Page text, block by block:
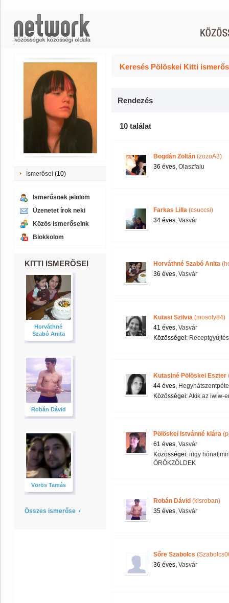
Ismerősei (10)
Ismerősnek jelölöm
Üzenetet írok neki
Közös ismerőseink
Blokkolom
KITTI ISMERŐSEI
Horváthné
Szabó Anita
Robán Dávid
Vörös Tamás
Összes ismerőse
Keresés Pölöskei Kitti
Rendezés
10 találat
Bogdán Zoltán (zozoA3)
36 éves, Olaszfalu
Farkas Lilla (csuccsi)
34 éves, Vasvár
Horváthné Szabó Anita
36 éves, Vasvár
Kutasi Szilvia (mosoly84)
41 éves, Vasvár
Közösségei:
Kutasiné Pölöskei Eszter
44 éves,
Közösségei:Akik az iwiw-
Pölöskei Istvánné klára
61 éves, Vasvár
Közösségei: irigy
ÖRÖKZÖLDEK
Robán Dávid (kisroban)
35 éves, Vasvár
Sőre Szabolcs
36 éves, Vasvár